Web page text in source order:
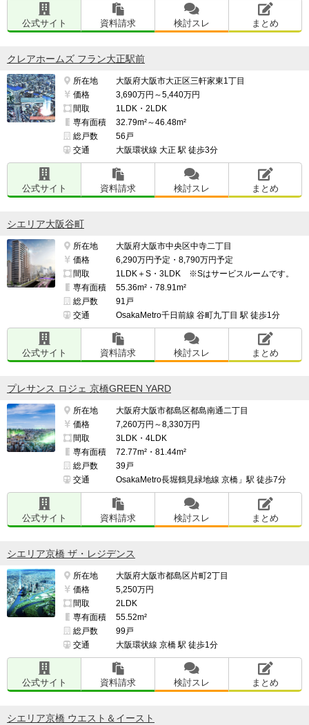
公式サイト 資料請求 検討スレ まとめ
クレアホームズ フラン大正駅前
所在地
大阪府大阪市大正区三軒家東1丁目
価格
3,690万円～5,440万円
間取
1LDK・2LDK
専有面積
32.79m²～46.48m²
総戸数
56戸
交通
大阪環状線 大正 駅 徒歩3分
公式サイト 資料請求 検討スレ まとめ
シエリア大阪谷町
所在地
大阪府大阪市中央区中寺二丁目
価格
6,290万円予定・8,790万円予定
間取
1LDK＋S・3LDK ※Sはサービスルームです。
専有面積
55.36m²・78.91m²
総戸数
91戸
交通
OsakaMetro千日前線 谷町九丁目 駅 徒歩1分
公式サイト 資料請求 検討スレ まとめ
プレサンス ロジェ 京橋GREEN YARD
所在地
大阪府大阪市都島区都島南通二丁目
価格
7,260万円～8,330万円
間取
3LDK・4LDK
専有面積
72.77m²・81.44m²
総戸数
39戸
交通
OsakaMetro長堀鶴見緑地線 京橋」駅 徒歩7分
公式サイト 資料請求 検討スレ まとめ
シエリア京橋 ザ・レジデンス
所在地
大阪府大阪市都島区片町2丁目
価格
5,250万円
間取
2LDK
専有面積
55.52m²
総戸数
99戸
交通
大阪環状線 京橋 駅 徒歩1分
公式サイト 資料請求 検討スレ まとめ
シエリア京橋 ウエスト＆イースト